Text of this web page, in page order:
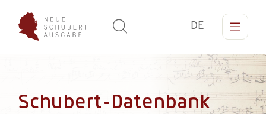
DE
Schubert-Datenbank